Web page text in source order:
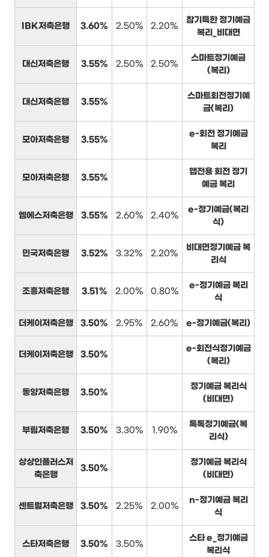
IBK저축은행 3.60% 2.50% 2.20%
참기특한 정기예금
복리_비대면
대신저축은행 3.55% 2.50% 2.50%
스마트정기예금
(복리)
대신저축은행 3.55%
스마트회전정기예
금(복리)
모아저축은행 3.55%
e-회전 정기예금
복리
모아저축은행 3.55%
앱전용 회전 정기
예금 복리
엠에스저축은행 3.55% 2.60% 2.40%
e-정기예금(복리
식)
민국저축은행 3.52% 3.32% 2.20%
비대면정기예금 복
리식
조흥저축은행 3.51% 2.00% 0.80%
e-정기예금 복리
식
더케이저축은행 3.50% 2.95% 2.60% e-정기예금(복리)
더케이저축은행 3.50%
e-회전식정기예금
(복리)
동양저축은행 3.50%
정기예금 복리식
(비대면)
부림저축은행 3.50% 3.30% 1.90%
톡톡정기예금(복
리식)
상상인플러스저
축은행
3.50%
정기예금 복리식
(비대면)
센트럴저축은행 3.50% 2.25% 2.00%
n-정기예금 복리
식
스타저축은행 3.50% 3.50%
스타 e_정기예금
복리식